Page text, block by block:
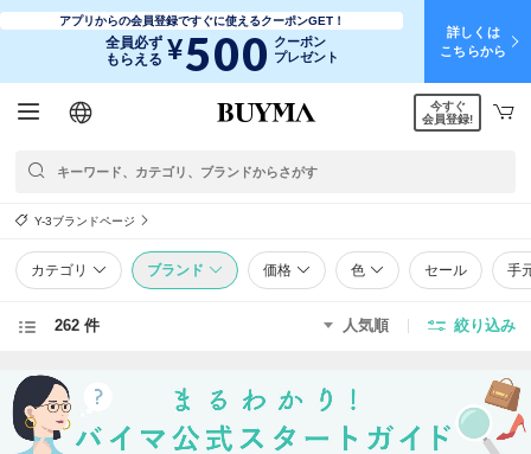
アプリからの会員登録ですぐに使えるクーポンGET！
全員必ず
もらえる ¥500 クーポン
プレゼント
詳しくは
こちらから
日本語
English
简体中文
繁體中文
今すぐ
会員登録!
Y-3ブランドページ
カテゴリ ブランド 価格 色 セール 手
262 件 人気順 絞り込み